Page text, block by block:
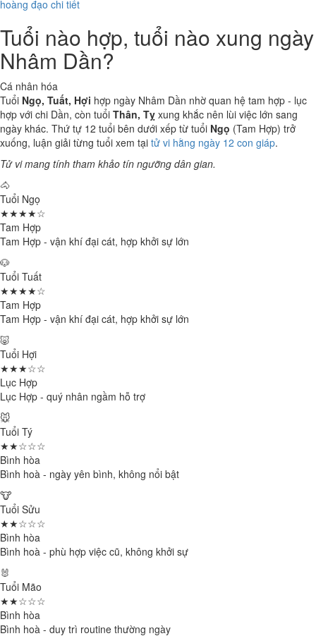
hoàng đạo chi tiết
Tuổi nào hợp, tuổi nào xung ngày
Nhâm Dần?
Cá nhân hóa
Tuổi Ngọ, Tuất, Hợi hợp ngày Nhâm Dần nhờ quan hệ tam hợp - lục
hợp với chi Dần, còn tuổi Thân, Tỵ xung khắc nên lùi việc lớn sang
ngày khác. Thứ tự 12 tuổi bên dưới xếp từ tuổi Ngọ (Tam Hợp) trở
xuống, luận giải từng tuổi xem tại tử vi hằng ngày 12 con giáp.
Tử vi mang tính tham khảo tín ngưỡng dân gian.
🐴
Tuổi Ngọ
★★★★☆
Tam Hợp
Tam Hợp - vận khí đại cát, hợp khởi sự lớn
🐶
Tuổi Tuất
★★★★☆
Tam Hợp
Tam Hợp - vận khí đại cát, hợp khởi sự lớn
🐷
Tuổi Hợi
★★★☆☆
Lục Hợp
Lục Hợp - quý nhân ngầm hỗ trợ
🐭
Tuổi Tý
★★☆☆☆
Bình hòa
Bình hoà - ngày yên bình, không nổi bật
🐮
Tuổi Sửu
★★☆☆☆
Bình hòa
Bình hoà - phù hợp việc cũ, không khởi sự
🐰
Tuổi Mão
★★☆☆☆
Bình hòa
Bình hoà - duy trì routine thường ngày